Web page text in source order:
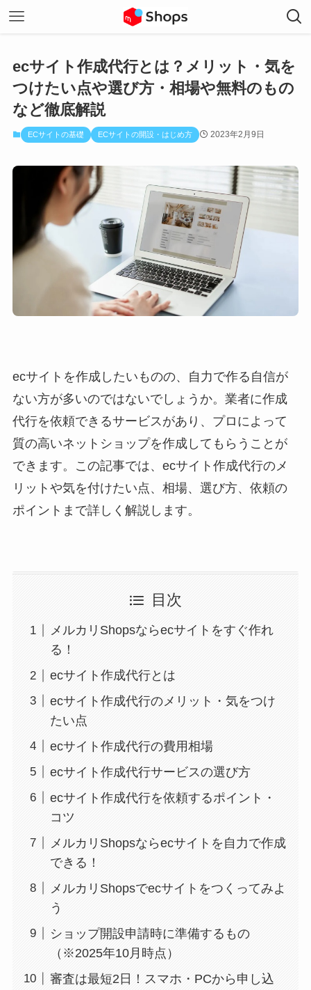
ecサイト作成代行とは？メリット・気を
つけたい点や選び方・相場や無料のもの
など徹底解説
ECサイトの基礎 ECサイトの開設・はじめ方 2023年2月9日
ecサイトを作成したいものの、自力で作る自信が
ない方が多いのではないでしょうか。業者に作成
代行を依頼できるサービスがあり、プロによって
質の高いネットショップを作成してもらうことが
できます。この記事では、ecサイト作成代行のメ
リットや気を付けたい点、相場、選び方、依頼の
ポイントまで詳しく解説します。
目次
メルカリShopsならecサイトをすぐ作れ
る！
ecサイト作成代行とは
ecサイト作成代行のメリット・気をつけ
たい点
ecサイト作成代行の費用相場
ecサイト作成代行サービスの選び方
ecサイト作成代行を依頼するポイント・
コツ
メルカリShopsならecサイトを自力で作成
できる！
メルカリShopsでecサイトをつくってみよ
う
ショップ開設申請時に準備するもの
（※2025年10月時点）
審査は最短2日！スマホ・PCから申し込